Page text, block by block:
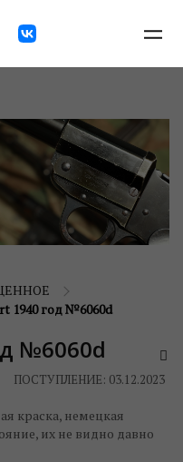
1940 год №6060d
№6060d
ПОСТУПЛЕНИЕ: 03.12.2023
краска, немецкая
их не видно давно